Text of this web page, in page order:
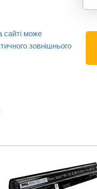
сайті може
зовнішнього